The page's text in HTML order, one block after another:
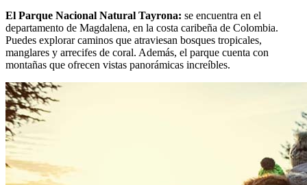
El Parque Nacional Natural Tayrona: se encuentra en el
departamento de Magdalena, en la costa caribeña de Colombia.
Puedes explorar caminos que atraviesan bosques tropicales,
manglares y arrecifes de coral. Además, el parque cuenta con
montañas que ofrecen vistas panorámicas increíbles.